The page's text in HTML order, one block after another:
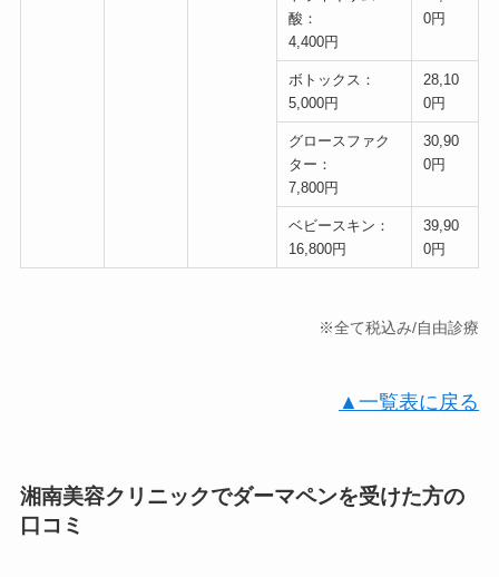
酸：
4,400円
0円
ボトックス：
5,000円
28,10
0円
グロースファク
ター：
7,800円
30,90
0円
ベビースキン：
16,800円
39,90
0円
※全て税込み/自由診療
▲一覧表に戻る
湘南美容クリニックでダーマペンを受けた方の
口コミ